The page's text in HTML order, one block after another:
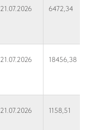
21.07.2026 6472,34
21.07.2026 18456,38
21.07.2026 1158,51